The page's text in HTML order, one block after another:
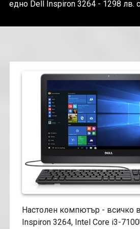
едно Dell Inspiron 3264 - 1298 лв.
Настолен компютър - всичко в
Inspiron 3264, Intel Core i3-